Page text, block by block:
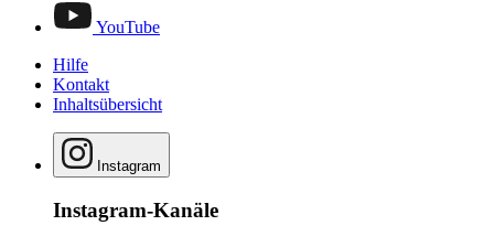
YouTube
Hilfe
Kontakt
Inhaltsübersicht
Instagram
Instagram-Kanäle